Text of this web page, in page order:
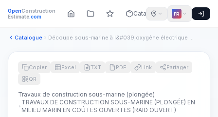
OpenConstruction
Estimate.com Catalogue FR
Catalogue Découpe sous-marine à l&#039;oxygène électrique de tuyaux en...
Copier Excel TXT PDF Link
Partager
QR
Travaux de construction sous-marine (plongée)
TRAVAUX DE CONSTRUCTION SOUS-MARINE (PLONGÉE) EN
MILIEU MARIN EN COÛTES OUVERTES (RAID OUVERT)